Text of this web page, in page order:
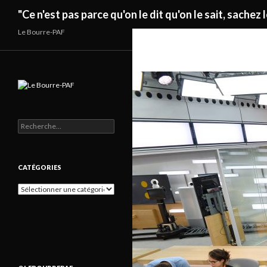
"Ce n'est pas parce qu'on le dit qu'on le sait, sachez
Le Bourre-PAF
Rechercher :
CATÉGORIES
Catégories